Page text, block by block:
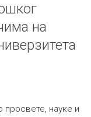
на
науке и